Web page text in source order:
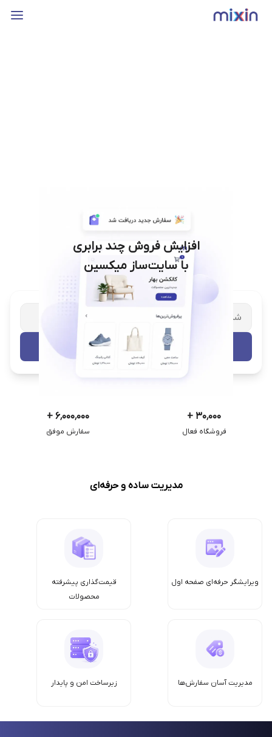
افزایش فروش چند برابری
با سایت‌ساز میکسین
شریک تجاری ترب با پشتیبانی اختصاصی
تست رایگان
۳۰٬۰۰۰ +
فروشگاه فعال
۶٬۰۰۰٬۰۰۰ +
سفارش موفق
مدیریت ساده و حرفه‌ای
ویرایشگر حرفه‌ای صفحه اول
قیمت‌گذاری پیشرفته
محصولات
مدیریت آسان سفارش‌ها زیرساخت امن‌ و پایدار